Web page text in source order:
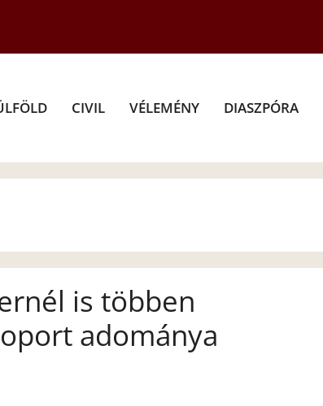
CIVIL VÉLEMÉNY DIASZPÓRA
is többen
adománya